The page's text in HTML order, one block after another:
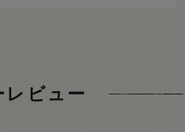
レビュー